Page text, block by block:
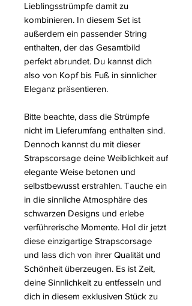
Lieblingsstrümpfe damit zu
kombinieren. In diesem Set ist
außerdem ein passender String
enthalten, der das Gesamtbild
perfekt abrundet. Du kannst dich
also von Kopf bis Fuß in sinnlicher
Eleganz präsentieren.
Bitte beachte, dass die Strümpfe
nicht im Lieferumfang enthalten sind.
Dennoch kannst du mit dieser
Strapscorsage deine Weiblichkeit auf
elegante Weise betonen und
selbstbewusst erstrahlen. Tauche ein
in die sinnliche Atmosphäre des
schwarzen Designs und erlebe
verführerische Momente. Hol dir jetzt
diese einzigartige Strapscorsage
und lass dich von ihrer Qualität und
Schönheit überzeugen. Es ist Zeit,
deine Sinnlichkeit zu entfesseln und
dich in diesem exklusiven Stück zu